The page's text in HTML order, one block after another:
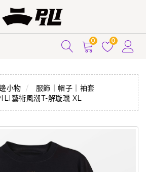
0 0
小物
服飾｜帽子｜袖套
藝術風潮T-解璇璣 XL